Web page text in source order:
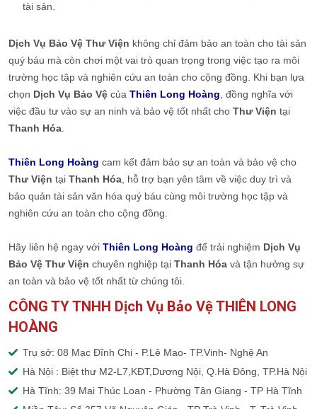
tài sản.
Dịch Vụ Bảo Vệ Thư Viện không chỉ đảm bảo an toàn cho tài sản
quý báu mà còn chơi một vai trò quan trọng trong việc tạo ra môi
trường học tập và nghiên cứu an toàn cho cộng đồng. Khi bạn lựa
chọn Dịch Vụ Bảo Vệ của Thiên Long Hoàng, đồng nghĩa với
việc đầu tư vào sự an ninh và bảo vệ tốt nhất cho Thư Viện tại
Thanh Hóa.
Thiên Long Hoàng cam kết đảm bảo sự an toàn và bảo vệ cho
Thư Viện tại Thanh Hóa, hỗ trợ bạn yên tâm về việc duy trì và
bảo quản tài sản văn hóa quý báu cùng môi trường học tập và
nghiên cứu an toàn cho cộng đồng.
Hãy liên hệ ngay với Thiên Long Hoàng để trải nghiệm Dịch Vụ
Bảo Vệ Thư Viện chuyên nghiệp tại Thanh Hóa và tận hưởng sự
an toàn và bảo vệ tốt nhất từ chúng tôi.
CÔNG TY TNHH Dịch Vụ Bảo Vệ THIÊN LONG
HOÀNG
Trụ sở: 08 Mạc Đĩnh Chi - P.Lê Mao- TP.Vinh- Nghệ An
Hà Nội : Biệt thư M2-L7,KĐT,Dương Nội, Q.Hà Đông, TP.Hà Nội
Hà Tĩnh: 39 Mai Thúc Loan - Phường Tân Giang - TP Hà Tĩnh